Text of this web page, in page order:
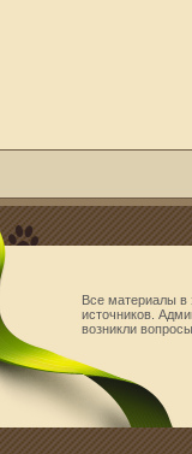
Все материалы в
источников.
возникли